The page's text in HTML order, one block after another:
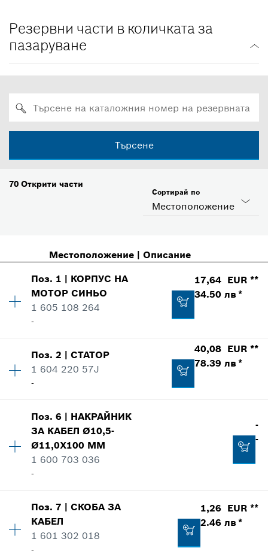
Резервни части в количката за
пазаруване
Търсене
70 Открити части
Местоположение
Сортирай по
Местоположение| Описание
Поз. 1 | КОРПУС НА
МОТОР СИНЬО
1 605 108 264
-
17,64 EUR **
34.50 лв *
Количество 1
Ценова група:
Информация за резервни части
Индикация за използване
Показване в изображение
17,64 EUR **
34.50 лв *
*Препоръчителна цена на дребно с ДДС.
Поз.2 |СТАТОР
1 604 220 57J
-
40,08 EUR **
78.39 лв *
Количество 1
Ценова група:36
Информация за резервни части
Индикация за използване
Поз.6 | НАКРАЙНИК
ЗА КАБЕЛ Ø10,5-
Ø11,0X100 MM
1 600 703 036
-
-
-
Количество 1
Ценова група
Информация за резервни части
Поз.7 |СКОБА ЗА
КАБЕЛ
1 601 302 018
-
1,26 EUR **
2.46 лв *